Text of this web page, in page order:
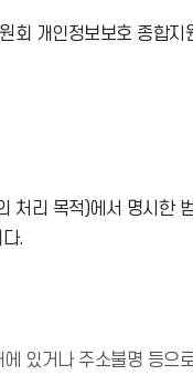
회 개인정보보호 종
처리 목적)에서 명시한
.
있거나 주소불명 등